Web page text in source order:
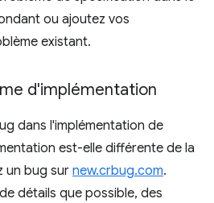
ou ajoutez vos
existant.
d'implémentation
dans l'implémentation de
est-elle différente de la
un bug sur new.crbug.com.
détails que possible, des